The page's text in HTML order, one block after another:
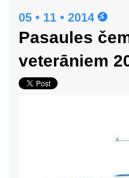
05 • 11 • 2014
Pasaules
veterāniem